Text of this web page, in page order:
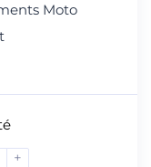
Moto
+